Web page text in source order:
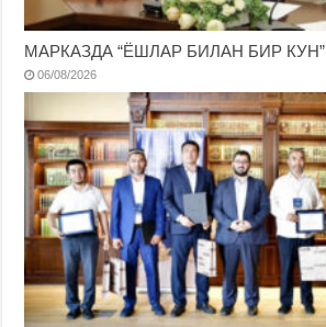
МАРКАЗДА “ЁШЛАР БИЛАН БИР КУН”
06/08/2026